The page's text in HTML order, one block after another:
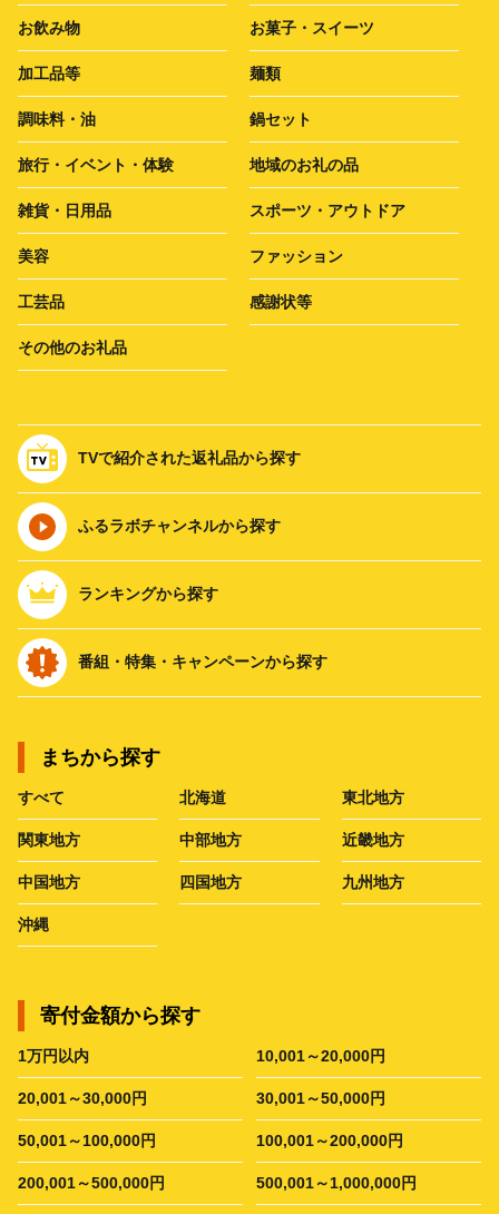
お飲み物 お菓子・スイーツ
加工品等 麺類
調味料・油 鍋セット
旅行・イベント・体験 地域のお礼の品
雑貨・日用品 スポーツ・アウトドア
美容 ファッション
工芸品 感謝状等
その他のお礼品
TVで紹介された返礼品から探す
ふるラボチャンネルから探す
ランキングから探す
番組・特集・キャンペーンから探す
まちから探す
すべて 北海道 東北地方
関東地方 中部地方 近畿地方
中国地方 四国地方 九州地方
沖縄
寄付金額から探す
1万円以内 10,001～20,000円
20,001～30,000円 30,001～50,000円
50,001～100,000円 100,001～200,000円
200,001～500,000円 500,001～1,000,000円